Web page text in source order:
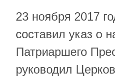
23 ноября 2017
составил указ о
Патриаршего
руководил